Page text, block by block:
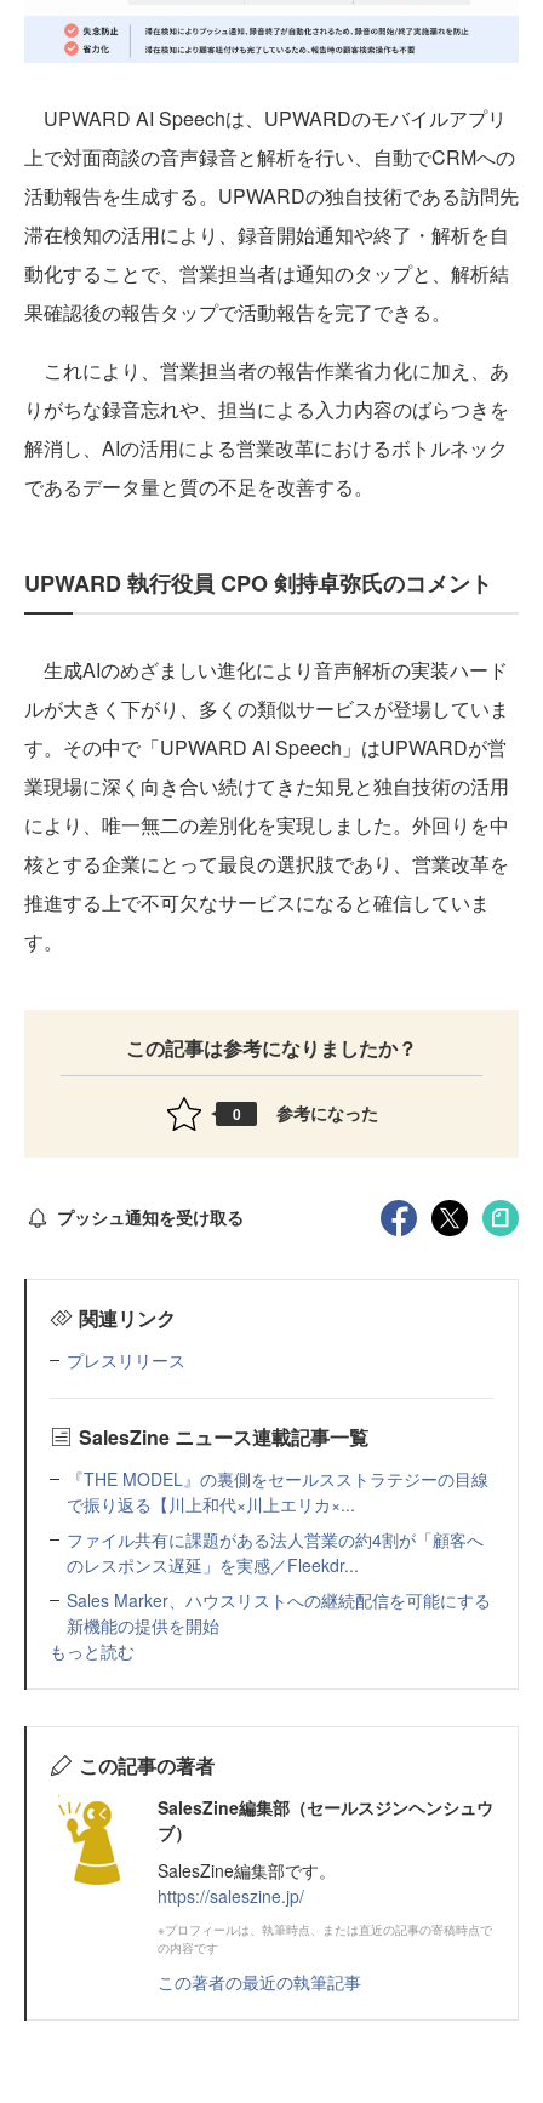
UPWARD AI Speechは、UPWARDのモバイルアプリ
上で対面商談の音声録音と解析を行い、自動でCRMへの
活動報告を生成する。UPWARDの独自技術である訪問先
滞在検知の活用により、録音開始通知や終了・解析を自
動化することで、営業担当者は通知のタップと、解析結
果確認後の報告タップで活動報告を完了できる。
これにより、営業担当者の報告作業省力化に加え、あ
りがちな録音忘れや、担当による入力内容のばらつきを
解消し、AIの活用による営業改革におけるボトルネック
であるデータ量と質の不足を改善する。
UPWARD 執行役員 CPO 剣持卓弥氏のコメント
生成AIのめざましい進化により音声解析の実装ハード
ルが大きく下がり、多くの類似サービスが登場していま
す。その中で「UPWARD AI Speech」はUPWARDが営
業現場に深く向き合い続けてきた知見と独自技術の活用
により、唯一無二の差別化を実現しました。外回りを中
核とする企業にとって最良の選択肢であり、営業改革を
推進する上で不可欠なサービスになると確信していま
す。
この記事は参考になりましたか？
0 参考になった
プッシュ通知を受け取る
関連リンク
プレスリリース
SalesZine ニュース連載記事一覧
『THE MODEL』の裏側をセールスストラテジーの目線
で振り返る【川上和代×川上エリカ×...
ファイル共有に課題がある法人営業の約4割が「顧客へ
のレスポンス遅延」を実感／Fleekdr...
Sales Marker、ハウスリストへの継続配信を可能にする
新機能の提供を開始
もっと読む
この記事の著者
SalesZine編集部（セールスジンヘンシュウ
ブ）
SalesZine編集部です。
https://saleszine.jp/
※プロフィールは、執筆時点、または直近の記事の寄稿時点で
の内容です
この著者の最近の執筆記事